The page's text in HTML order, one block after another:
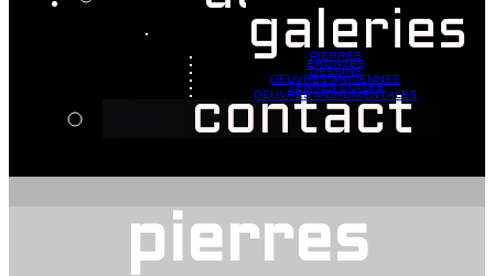
galeries
PIERRES
BRONZES
DESSINS
OEUVRES ANCIENNES
TERRES CUITES
OEUVRES MONUMENTALES
contact
pierres